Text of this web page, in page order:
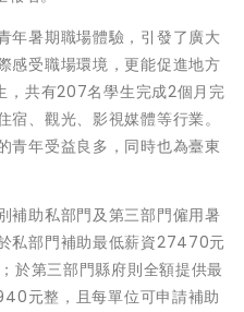
年暑期職場體驗，引發了廣大
感受職場環境，更能促進地方
，共有207名學生完成2個月完
、觀光、影視媒體等行業。
青年受益良多，同時也為臺東
補助私部門及第三部門僱用暑
私部門補助最低薪資27470元
於第三部門縣府則全額提供最
元整，且每單位可申請補助